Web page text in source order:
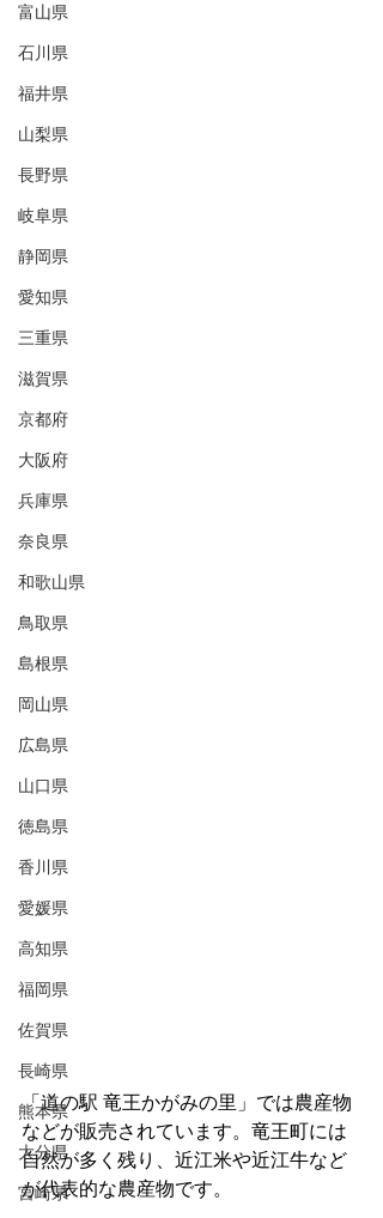
富山県
石川県
福井県
山梨県
長野県
岐阜県
静岡県
愛知県
三重県
滋賀県
京都府
大阪府
兵庫県
奈良県
和歌山県
鳥取県
島根県
岡山県
広島県
山口県
徳島県
香川県
愛媛県
高知県
福岡県
佐賀県
長崎県
熊本県
大分県
宮崎県
「道の駅 竜王かがみの里」では農産物
などが販売されています。竜王町には
自然が多く残り、近江米や近江牛など
が代表的な農産物です。